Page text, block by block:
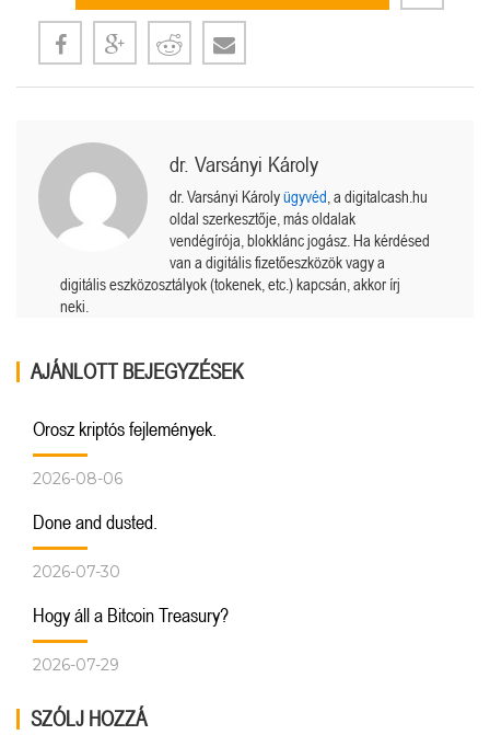
dr. Varsányi Károly
dr. Varsányi Károlyügyvéd , a digitalcash.hu
oldal szerkesztője, más oldalak
vendégírója, blokklánc jogász. Ha kérdésed
van a digitális fizetőeszközök vagy a
digitális eszközosztályok (tokenek, etc.) kapcsán, akkor írj
neki.
AJÁNLOTT BEJEGYZÉSEK
Orosz kriptós fejlemények.
2026-08-06
Done and dusted.
2026-07-30
Hogy áll a Bitcoin Treasury?
2026-07-29
SZÓLJ HOZZÁ